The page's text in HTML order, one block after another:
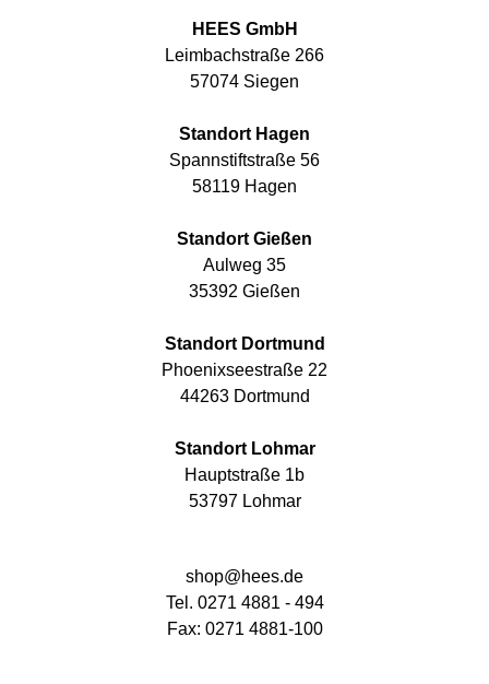
HEES GmbH
Leimbachstraße 266
57074 Siegen
Standort Hagen
Spannstiftstraße 56
58119 Hagen
Standort Gießen
Aulweg 35
35392 Gießen
Standort Dortmund
Phoenixseestraße 22
44263 Dortmund
Standort Lohmar
Hauptstraße 1b
53797 Lohmar
shop@hees.de
Tel. 0271 4881 - 494
Fax: 0271 4881-100